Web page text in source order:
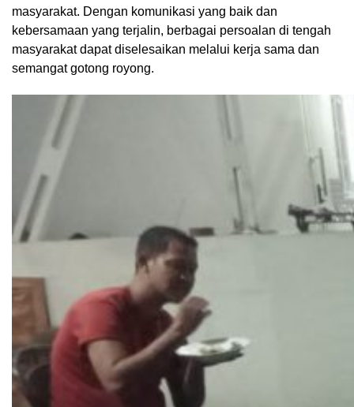
masyarakat. Dengan komunikasi yang baik dan
kebersamaan yang terjalin, berbagai persoalan di tengah
masyarakat dapat diselesaikan melalui kerja sama dan
semangat gotong royong.